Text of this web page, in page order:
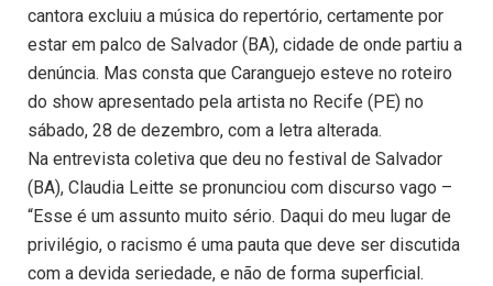
cantora excluiu a música do repertório, certamente por
estar em palco de Salvador (BA), cidade de onde partiu a
denúncia. Mas consta que Caranguejo esteve no roteiro
do show apresentado pela artista no Recife (PE) no
sábado, 28 de dezembro, com a letra alterada.
Na entrevista coletiva que deu no festival de Salvador
(BA), Claudia Leitte se pronunciou com discurso vago –
“Esse é um assunto muito sério. Daqui do meu lugar de
privilégio, o racismo é uma pauta que deve ser discutida
com a devida seriedade, e não de forma superficial.